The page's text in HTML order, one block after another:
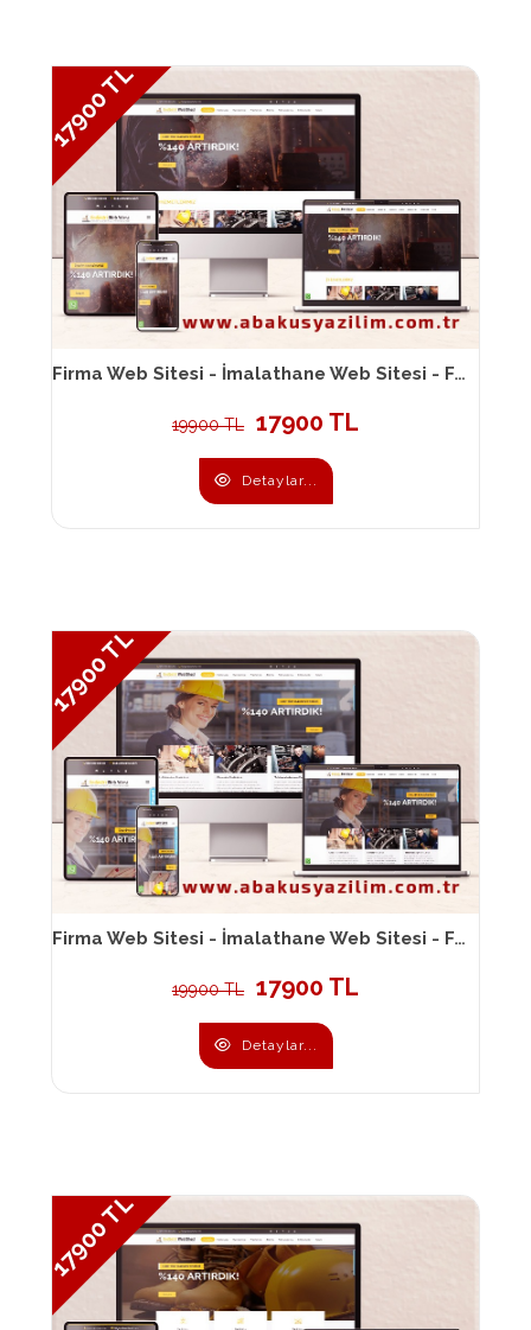
17900 TL
Firma Web Sitesi - İmalathane Web Sitesi - Fabrika Web Sitesi 106
19900 TL 17900 TL
Detaylar...
17900 TL
Firma Web Sitesi - İmalathane Web Sitesi - Fabrika Web Sitesi 107
19900 TL 17900 TL
Detaylar...
17900 TL